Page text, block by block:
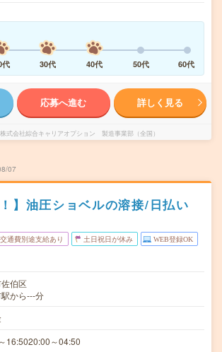
代
30代 40代 50代 60代
応募へ進む 詳しく見る
株式会社綜合キャリアオプション 製造事業部（全国）
07
】油圧ショベルの溶接/日払い
交通費別途支給あり 土日祝日が休み WEB登録OK
伯区
から---分
16:5020:00～04:50